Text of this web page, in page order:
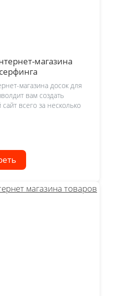
магазина
магазина досок для
вам создать
всего за несколько